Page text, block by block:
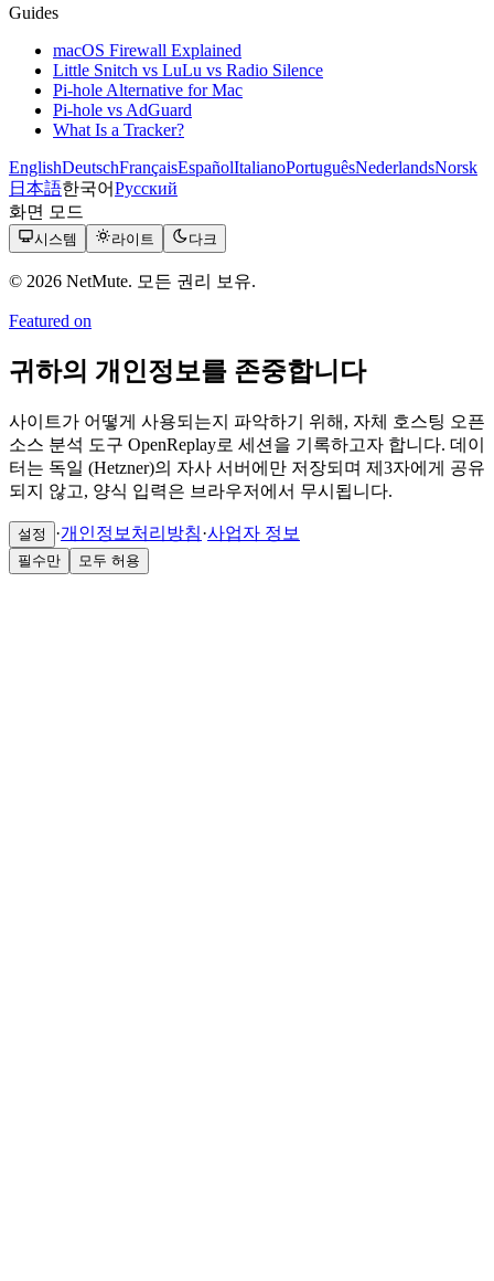
Guides
macOS Firewall Explained
Little Snitch vs LuLu vs Radio Silence
Pi-hole Alternative for Mac
Pi-hole vs AdGuard
What Is a Tracker?
EnglishDeutschFrançaisEspañolItalianoPortuguêsNederlandsNorsk
日本語한국어Русский
화면 모드
시스템 라이트 다크
© 2026 NetMute. 모든 권리 보유.
Featured on
귀하의 개인정보를 존중합니다
사이트가 어떻게 사용되는지 파악하기 위해, 자체 호스팅 오픈
소스 분석 도구 OpenReplay로 세션을 기록하고자 합니다. 데이
터는 독일 (Hetzner)의 자사 서버에만 저장되며 제3자에게 공유
되지 않고, 양식 입력은 브라우저에서 무시됩니다.
설정 ·개인정보처리방침·사업자 정보
필수만 모두 허용